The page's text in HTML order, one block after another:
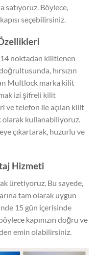
satıyoruz. Böylece,
seçebilirsiniz.
noktadan kilitlenen
hırsızın
Multlock marka kilit
izi şifreli kilit
ve telefon ile açılan kilit
kullanabiliyoruz.
çıkartarak, huzurlu ve
Hizmeti
üretiyoruz. Bu sayede,
tam olarak uygun
15 gün içerisinde
kapınızın doğru ve
emin olabilirsiniz.